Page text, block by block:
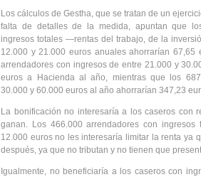
Los cálculos de Gestha, que se tratan de un
falta de detalles de la medida, apuntan que
ingresos totales —rentas del trabajo, de la
12.000 y 21.000 euros anuales ahorrarían 67,65
arrendadores con ingresos de entre 21.000 y
euros a Hacienda al año, mientras que los
30.000 y 60.000 euros al año ahorrarían 347,23
La bonificación no interesaría a los caseros con
ganan. Los 466.000 arrendadores con
12.000 euros no les interesaría limitar la renta ya
después, ya que no tributan y no tienen que
Igualmente, no beneficiaría a los caseros con